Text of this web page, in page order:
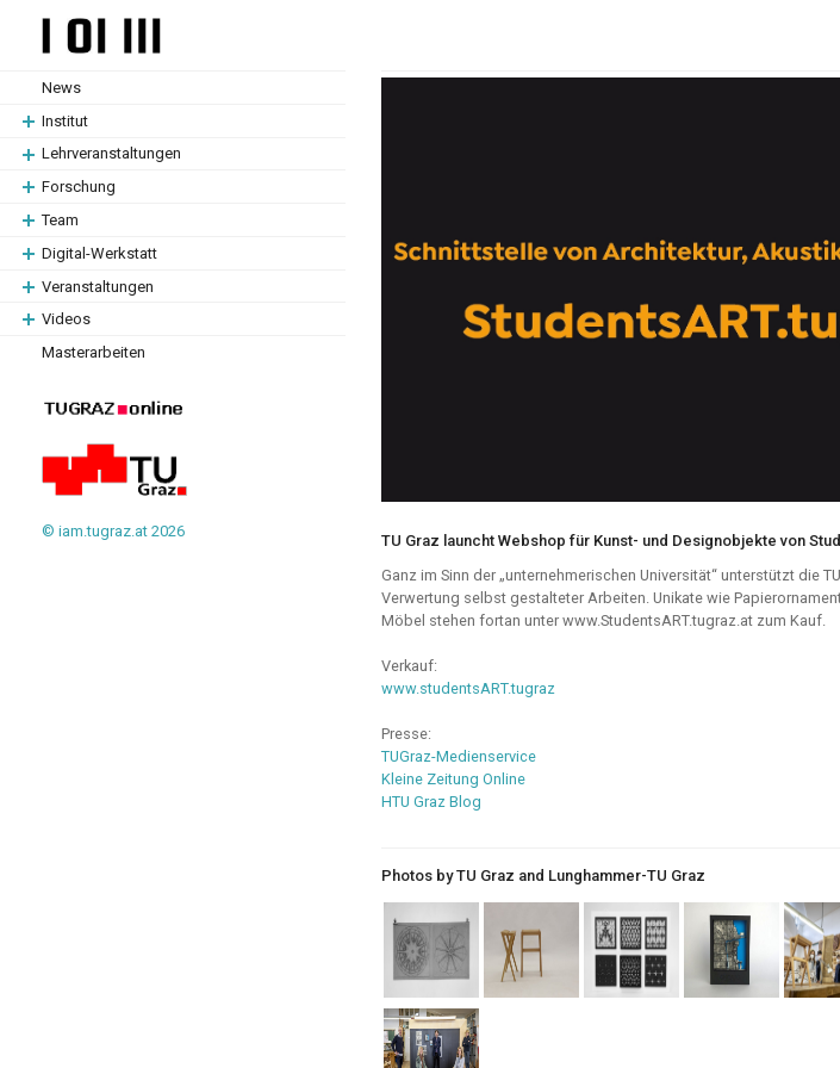
springen
springen
News
Institut
Lehrveranstaltungen
Forschung
Team
Digital-Werkstatt
Veranstaltungen
Videos
Masterarbeiten
© iam.tugraz.at 2026
TU Graz launcht Webshop für Kunst- und Designobjekte von
Ganz im Sinn der „unternehmerischen Universität“ unterstützt die
Verwertung selbst gestalteter Arbeiten. Unikate wie
Möbel stehen fortan unter www.StudentsART.tugraz.at zum Kauf.
Verkauf:
www.studentsART.tugraz
Presse:
TUGraz-Medienservice
Kleine Zeitung Online
HTU Graz Blog
Photos by TU Graz and Lunghammer-TU Graz